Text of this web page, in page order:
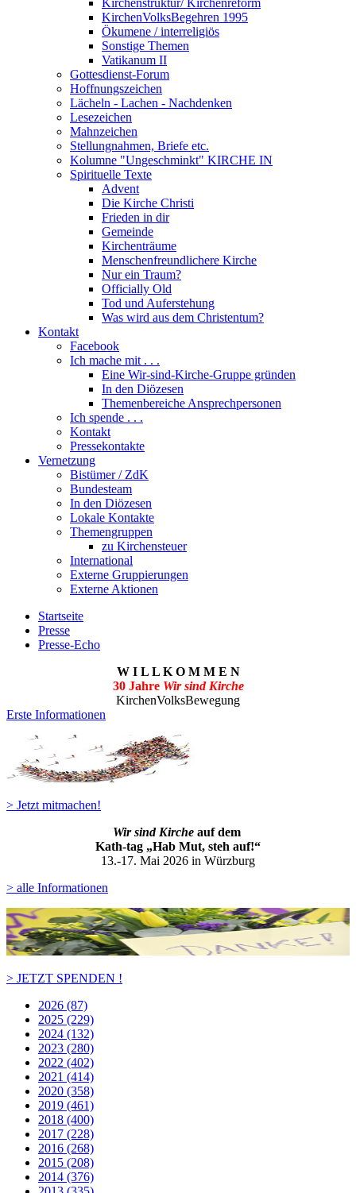
Kirchenstruktur/ Kirchenreform
KirchenVolksBegehren 1995
Ökumene / interreligiös
Sonstige Themen
Vatikanum II
Gottesdienst-Forum
Hoffnungszeichen
Lächeln - Lachen - Nachdenken
Lesezeichen
Mahnzeichen
Stellungnahmen, Briefe etc.
Kolumne "Ungeschminkt" KIRCHE IN
Spirituelle Texte
Advent
Die Kirche Christi
Frieden in dir
Gemeinde
Kirchenträume
Menschenfreundlichere Kirche
Nur ein Traum?
Officially Old
Tod und Auferstehung
Was wird aus dem Christentum?
Kontakt
Facebook
Ich mache mit . . .
Eine Wir-sind-Kirche-Gruppe gründen
In den Diözesen
Themenbereiche Ansprechpersonen
Ich spende . . .
Kontakt
Pressekontakte
Vernetzung
Bistümer / ZdK
Bundesteam
In den Diözesen
Lokale Kontakte
Themengruppen
zu Kirchensteuer
International
Externe Gruppierungen
Externe Aktionen
Startseite
Presse
Presse-Echo
W I L L K O M M E N
30 Jahre Wir sind Kirche
KirchenVolksBewegung
Erste Informationen
> Jetzt mitmachen!
Wir sind Kirche auf dem
Kath-tag „Hab Mut, steh auf!“
13.-17. Mai 2026 in Würzburg
> alle Informationen
> JETZT SPENDEN !
2026 (87)
2025 (229)
2024 (132)
2023 (280)
2022 (402)
2021 (414)
2020 (358)
2019 (461)
2018 (400)
2017 (228)
2016 (268)
2015 (208)
2014 (376)